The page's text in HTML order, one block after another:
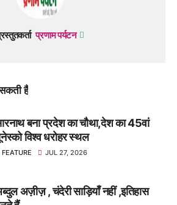
प्रणाम पर्यटन
हैं
बना प्रदेश का चौथा,देश का 45वां
विश्व धरोहर स्थल
FEATURE JUL 27, 2026
अज़ीज़ , चंदेरी साड़ियाँ नहीं ,इतिहास